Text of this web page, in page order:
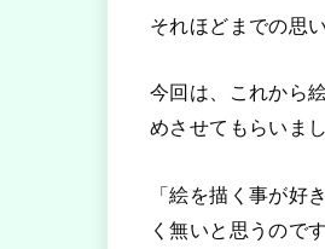
それほどまでの思
今回は、これから
めさせてもらいまし
「絵を描く事が好
く無いと思うのです